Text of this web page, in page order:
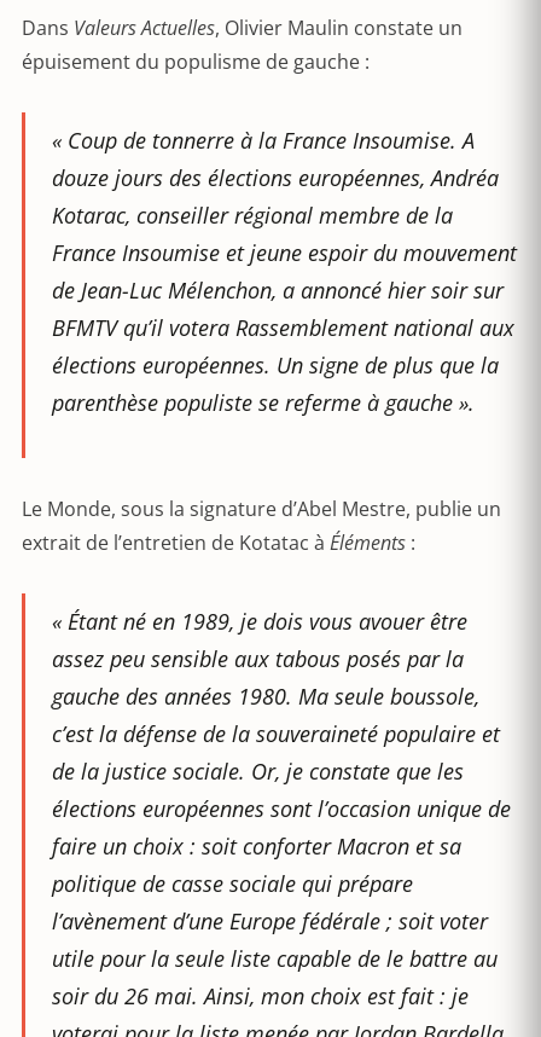
Dans Valeurs Actuelles, Olivier Maulin constate un
épuisement du populisme de gauche :
« Coup de tonnerre à la France Insoumise. A
douze jours des élections européennes, Andréa
Kotarac, conseiller régional membre de la
France Insoumise et jeune espoir du mouvement
de Jean-Luc Mélenchon, a annoncé hier soir sur
BFMTV qu’il votera Rassemblement national aux
élections européennes. Un signe de plus que la
parenthèse populiste se referme à gauche ».
Le Monde, sous la signature d’Abel Mestre, publie un
extrait de l’entretien de Kotatac à Éléments :
« Étant né en 1989, je dois vous avouer être
assez peu sensible aux tabous posés par la
gauche des années 1980. Ma seule boussole,
c’est la défense de la souveraineté populaire et
de la justice sociale. Or, je constate que les
élections européennes sont l’occasion unique de
faire un choix : soit conforter Macron et sa
politique de casse sociale qui prépare
l’avènement d’une Europe fédérale ; soit voter
utile pour la seule liste capable de le battre au
soir du 26 mai. Ainsi, mon choix est fait : je